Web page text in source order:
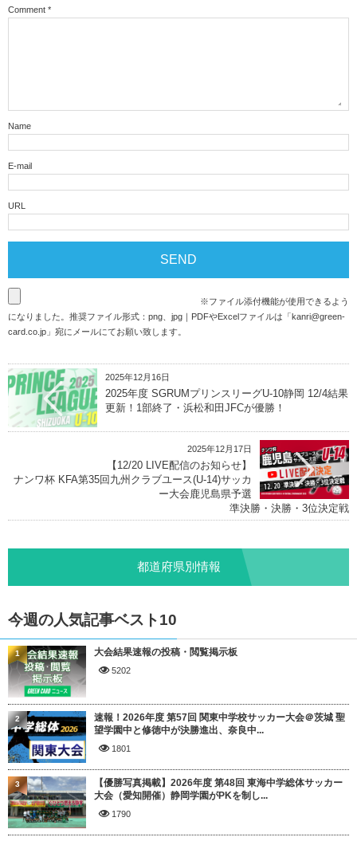
Comment *
Name
E-mail
URL
※ファイル添付機能が使用できるよう
になりました。推奨ファイル形式：png、jpg｜PDFやExcelファイルは「kanri@green-
card.co.jp 」宛にメールにてお願い致します。
2025年12月16日
2025年度 SGRUMプリンスリーグU-10静岡 12/4結果
更新！1部終了・浜松和田JFCが優勝！
2025年12月17日
【12/20 LIVE配信のお知らせ】
ナンワ杯 KFA第35回九州クラブユース(U-14)サッカ
ー大会鹿児島県予選
準決勝・決勝・3位決定戦
都道府県別情報
今週の人気記事ベスト10
大会結果速報の投稿・閲覧掲示板
5202
1
速報！2026年度 第57回 関東中学校サッカー大会＠茨城 聖
望学園中と修徳中が決勝進出、奈良中...
1801
2
【優勝写真掲載】2026年度 第48回 東海中学総体サッカー
大会（愛知開催）静岡学園がPKを制し...
1790
3